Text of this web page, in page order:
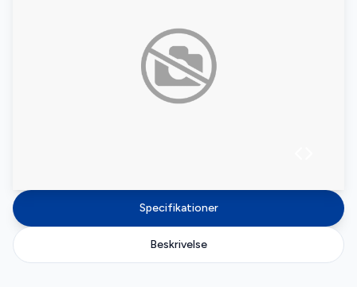
Specifikationer
Beskrivelse